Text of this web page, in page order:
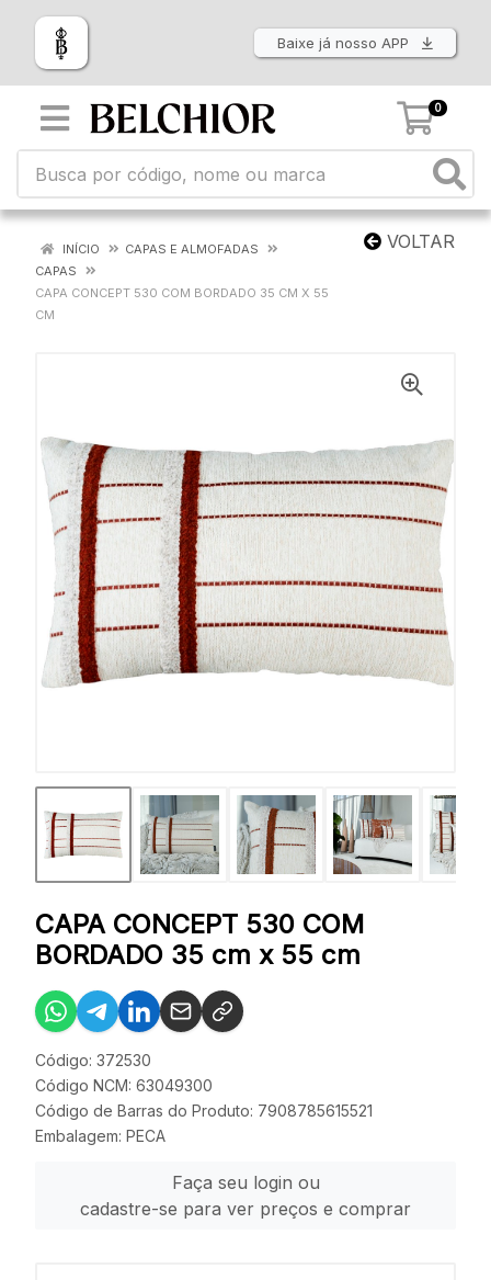
Baixe já nosso APP
0
VOLTAR
INÍCIO
CAPAS E ALMOFADAS
CAPAS
CAPA CONCEPT 530 COM BORDADO 35 CM X 55
CM
CAPA CONCEPT 530 COM
BORDADO 35 cm x 55 cm
Código: 372530
Código NCM: 63049300
Código de Barras do Produto: 7908785615521
Embalagem: PECA
Faça seu login ou
cadastre-se para ver preços e comprar